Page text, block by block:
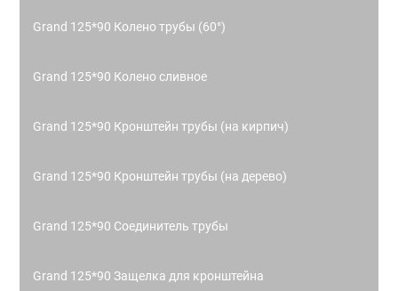
Grand 125*90 Колено трубы (60°)
Grand 125*90 Колено сливное
Grand 125*90 Кронштейн трубы (на кирпич)
Grand 125*90 Кронштейн трубы (на дерево)
Grand 125*90 Соединитель трубы
Grand 125*90 Защелка для кронштейна